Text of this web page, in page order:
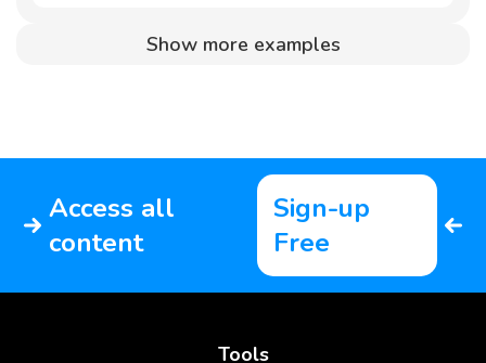
Show more examples
Access all
content
Sign-up
Free
Tools